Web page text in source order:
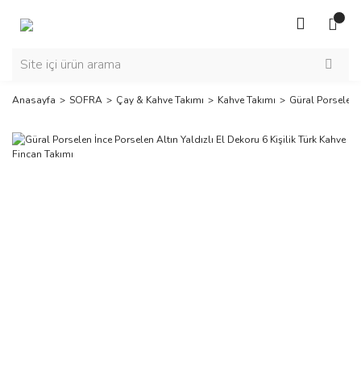
Anasayfa SOFRA Çay & Kahve Takımı Kahve Takımı Güral Porselen